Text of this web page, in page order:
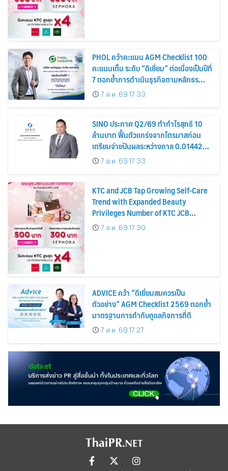
PHOL คว้าคะแนน AGM Checklist 100
คะแนนเต็ม ระดับ “ดีเยี่ยม” ต่อเนื่องเป็นปีที่
7 ตอกย้ำการดำเนินธุรกิจตามหลักธร
รมาภิบาล โปร่งใส สร้างความเชื่อมั่นผู้ถือ
หุ้น
7 ส.ค. 69 17:33
SINO ประกาศ Q2/69 ทำกำไรสุทธิ 10
ล้านบาท ฟื้นตัวแกร่งจากไตรมาสก่อน
เตรียมจ่ายปันผลระหว่างกาล 0.014423
บาทต่อหุ้น ครึ่งปีหลังมุ่งเติบโตต่อเนื่อง
7 ส.ค. 69 17:33
KTC and JCB Tap Growing Self-Care
Trend with Expanded Beauty
Privileges Number of KTC JCB
Cardmembers Spending on
Cosmetics Rises 26%
7 ส.ค. 69 17:30
ADVICE คว้า “ดีเยี่ยมสมควรเป็น
ตัวอย่าง” AGM Checklist 2569 ตอกย้ำ
มาตรฐานการกำกับดูแลกิจการที่ดี
7 ส.ค. 69 17:27